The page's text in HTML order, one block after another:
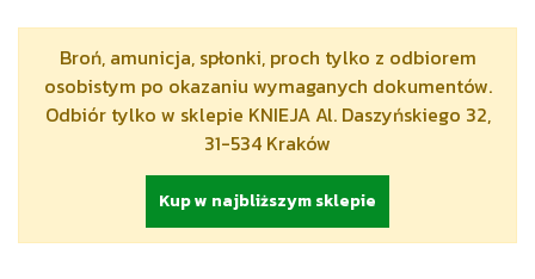
Broń, amunicja, spłonki, proch tylko z odbiorem
osobistym po okazaniu wymaganych dokumentów.
Odbiór tylko w sklepie KNIEJA Al. Daszyńskiego 32,
31-534 Kraków
Kup w najbliższym sklepie